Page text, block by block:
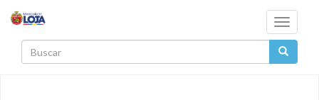
Toggle